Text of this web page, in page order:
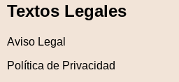
Textos Legales
Aviso Legal
Política de Privacidad